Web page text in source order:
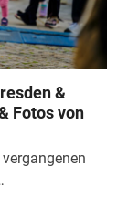
&
Fotos von